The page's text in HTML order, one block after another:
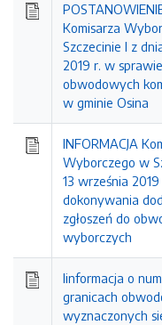
Komisarza
Szczecinie I z
2019 r. w
obwodowych
w gminie Osina
INFORMACJA
Wyborczego w
13 września
dokonywania
zgłoszeń do
wyborczych
Iinformacja o
granicach
wyznaczonych